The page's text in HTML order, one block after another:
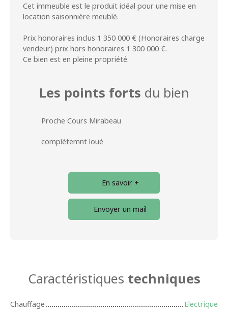
Cet immeuble est le produit idéal pour une mise en
location saisonnière meublé.
Prix honoraires inclus 1 350 000 € (Honoraires charge
vendeur) prix hors honoraires 1 300 000 €.
Ce bien est en pleine propriété.
Les points forts du bien
Proche Cours Mirabeau
complétemnt loué
En savoir +
Envoyer un mail
Caractéristiques techniques
Chauffage
Electrique